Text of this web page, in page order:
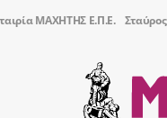
ΜΑΧΗΤΗΣ Ε.Π.Ε.